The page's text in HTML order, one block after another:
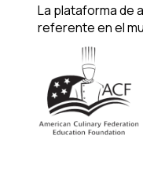
La plataforma de
referente en el